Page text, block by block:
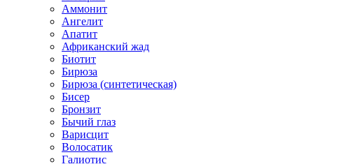
Аммонит
Ангелит
Апатит
Африканский жад
Биотит
Бирюза
Бирюза (синтетическая)
Бисер
Бронзит
Бычий глаз
Варисцит
Волосатик
Галиотис